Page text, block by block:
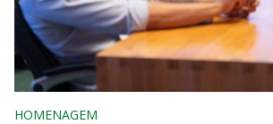
HOMENAGEM